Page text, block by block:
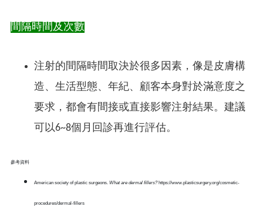
間隔時間及次數
注射的間隔時間取決於很多因素，像是皮膚構
造、生活型態、年紀、顧客本身對於滿意度之
要求，都會有間接或直接影響注射結果。建議
可以6~8個月回診再進行評估。
參考資料
American society of plastic surgeons. What are dermal fillers?https://www.plasticsurgery.org/cosmetic-
procedures/dermal-fillers